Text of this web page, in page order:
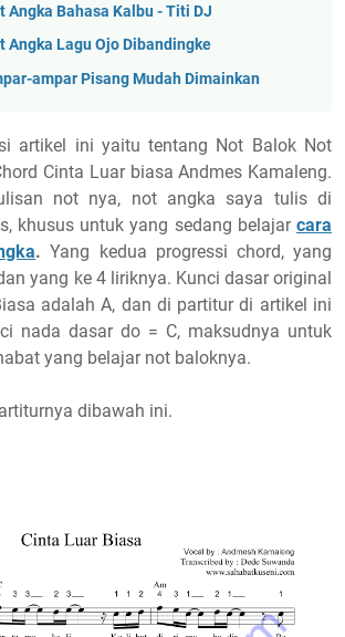
Angka Bahasa Kalbu - Titi DJ
Angka Lagu Ojo Dibandingke
ampar Pisang Mudah Dimainkan
artikel ini yaitu tentang Not Balok Not
Cinta Luar biasa Andmes Kamaleng.
not nya, not angka saya tulis di
khusus untuk yang sedang belajar cara
. Yang kedua progressi chord, yang
yang ke 4 liriknya. Kunci dasar original
adalah A, dan di partitur di artikel ini
nada dasar do = C, maksudnya untuk
yang belajar not baloknya.
dibawah ini.